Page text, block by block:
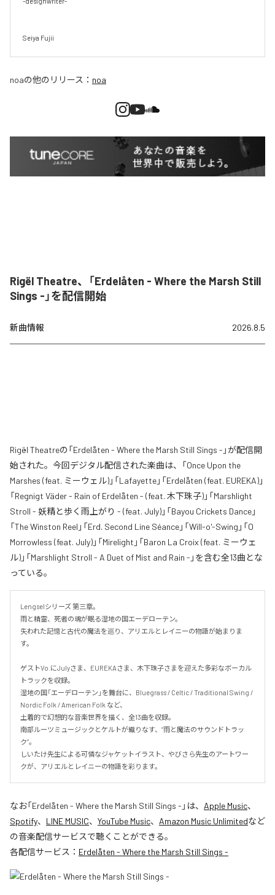
Seiya Fujii
noaの他のリリース： noa
Rigël Theatre、「Erdelåten - Where the Marsh Still
Sings -」を配信開始
新曲情報 2026.8.5
Rigël Theatreの「Erdelåten - Where the Marsh Still Sings -」が配信開
始された。今回デジタル配信された楽曲は、「Once Upon the
Marshes (feat. ミーウェル)」「Lafayette」「Erdelåten (feat. EUREKA)」
「Regnigt Väder - Rain of Erdelåten - (feat. 木下珠子)」「Marshlight
Stroll - 妖精と歩く雨上がり - (feat. July)」「Bayou Crickets Dance」
「The Winston Reel」「Erd. Second Line Séance」「Will-o'-Swing」「O
Morrowless (feat. July)」「Mirelight」「Baron La Croix (feat. ミーウェ
ル)」「Marshlight Stroll - A Duet of Mist and Rain -」を含む全13曲とな
っている。
Lengselシリーズ 第三章。
雨と精霊、死者の魂が眠る湿地の国エーデローテン。
失われた記憶と古代の魔法を巡り、アリエルとレイニーの物語が始まりま
す。
ゲストVo.にJulyさま、EUREKAさま、木下珠子さまを迎えた多彩なボーカル
トラックを収録。
湿地の国「エーデローテン」を舞台に、Bluegrass / Celtic / Traditional Swing /
Nordic Folk / American Folk など、
土着的で幻想的な音楽世界を描く、全13曲を収録。
南部ルーツミュージックとケルトが織りなす、“雨と魔法のサウンドトラッ
ク”。
しいたけ先生による可憐なジャケットイラスト、やびさら先生のアートワー
クが、アリエルとレイニーの物語を彩ります。
なお「Erdelåten - Where the Marsh Still Sings - 」は、 Apple Music、
Spotify、 LINE MUSIC、 YouTube Music、 Amazon Music Unlimitedなど
の音楽配信サービスで聴くことができる。
各配信サービス： Erdelåten - Where the Marsh Still Sings -